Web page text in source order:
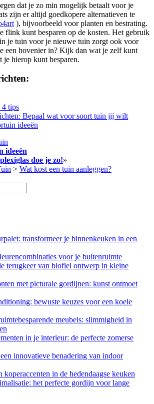
dat je zo min mogelijk betaalt voor je
zijn er altijd goedkopere alternatieven te
), bijvoorbeeld voor planten en bestrating.
flink kunt besparen op de kosten. Het gebruik
je tuin voor je nieuwe tuin zorgt ook voor
een hovenier in? Kijk dan wat je zelf kunt
je hierop kunt besparen.
4 tips
Bepaal wat voor soort tuin jij wilt
ideeën
ideeën
doe je zo!»
> Wat kost een tuin aanleggen?
transformeer je binnenkeuken in een
voor je buitenruimte
terugkeer van biofiel ontwerp in kleine
met picturale gordijnen: kunst ontmoet
bewuste keuzes voor een koele
meubels: slimmigheid in
in je interieur: de perfecte zomerse
innovatieve benadering van indoor
in de hedendaagse keuken
het perfecte gordijn voor lange